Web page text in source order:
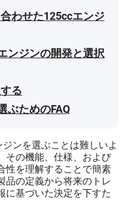
わせた125ccエンジ
ンジンの開発と選択
る
ぶためのFAQ
ンを選ぶことは難しいよ
その機能、仕様、および
性を理解することで簡素
品の定義から将来のトレ
に基づいた決定を下すた